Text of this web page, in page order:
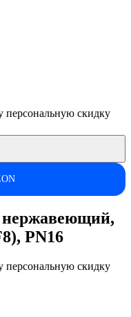
персональную скидку
нержавеющий,
PN16
персональную скидку